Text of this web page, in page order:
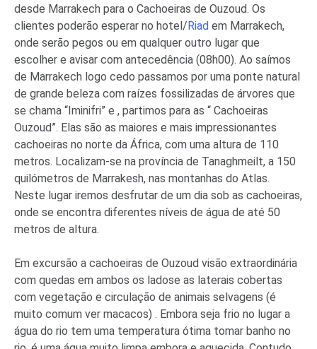
desde Marrakech para o Cachoeiras de Ouzoud. Os
clientes poderão esperar no hotel/Riad em Marrakech,
onde serão pegos ou em qualquer outro lugar que
escolher e avisar com antecedência (08h00). Ao saímos
de Marrakech logo cedo passamos por uma ponte natural
de grande beleza com raízes fossilizadas de árvores que
se chama “Iminifri” e , partimos para as “ Cachoeiras
Ouzoud”. Elas são as maiores e mais impressionantes
cachoeiras no norte da África, com uma altura de 110
metros. Localizam-se na província de Tanaghmeilt, a 150
quilómetros de Marrakesh, nas montanhas do Atlas.
Neste lugar iremos desfrutar de um dia sob as cachoeiras,
onde se encontra diferentes níveis de água de até 50
metros de altura.
Em excursão a cachoeiras de Ouzoud visão extraordinária
com quedas em ambos os ladose as laterais cobertas
com vegetação e circulação de animais selvagens (é
muito comum ver macacos) . Embora seja frio no lugar a
água do rio tem uma temperatura ótima tomar banho no